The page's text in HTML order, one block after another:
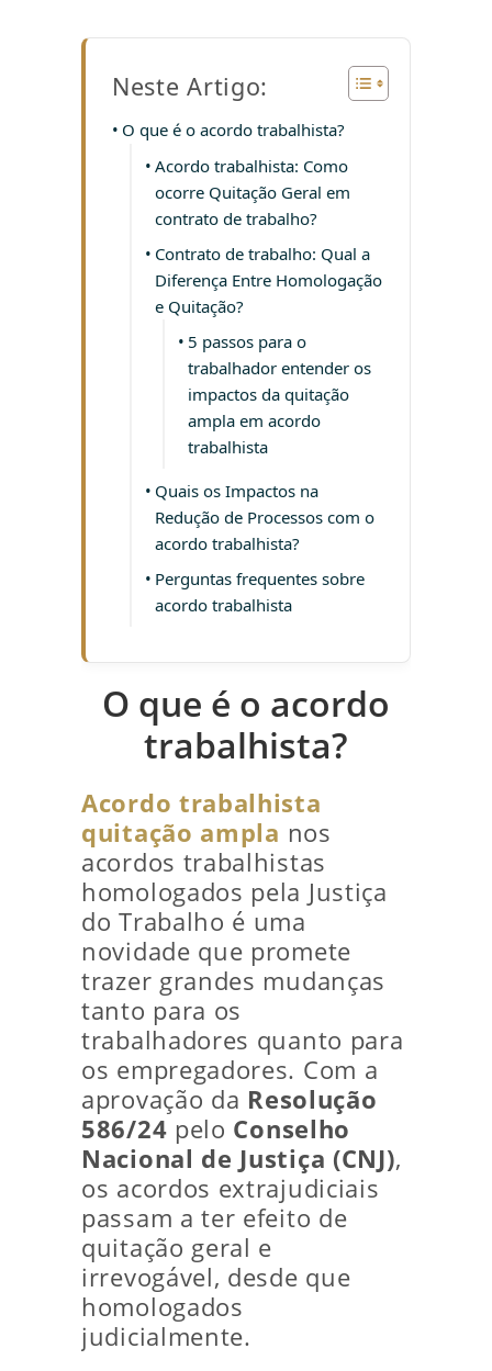
Neste Artigo:
O que é o acordo trabalhista?
Acordo trabalhista: Como
ocorre Quitação Geral em
contrato de trabalho?
Contrato de trabalho: Qual a
Diferença Entre Homologação
e Quitação?
5 passos para o
trabalhador entender os
impactos da quitação
ampla em acordo
trabalhista
Quais os Impactos na
Redução de Processos com o
acordo trabalhista?
Perguntas frequentes sobre
acordo trabalhista
O que é o acordo
trabalhista?
Acordo trabalhista
quitação ampla nos
acordos trabalhistas
homologados pela Justiça
do Trabalho é uma
novidade que promete
trazer grandes mudanças
tanto para os
trabalhadores quanto para
os empregadores. Com a
aprovação da Resolução
586/24 pelo Conselho
Nacional de Justiça (CNJ),
os acordos extrajudiciais
passam a ter efeito de
quitação geral e
irrevogável, desde que
homologados
judicialmente.